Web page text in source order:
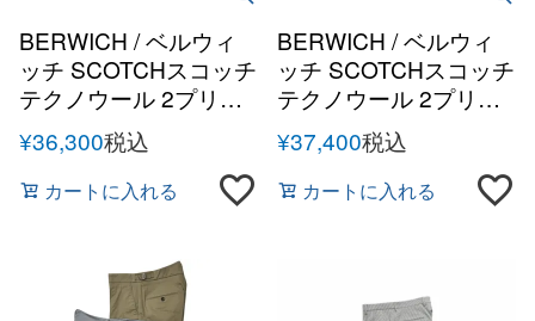
BERWICH / ベルウィ
ッチ SCOTCHスコッチ
テクノウール 2プリー
ツサイドアジャスター
テーパードパンツ
¥36,300税込
カートに入れる
BERWICH / ベルウィ
ッチ SCOTCHスコッチ
テクノウール 2プリー
ツサイドアジャスター
テーパードパンツ
¥37,400税込
カートに入れる